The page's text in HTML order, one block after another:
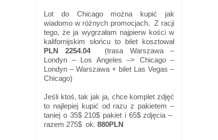
Lot do Chicago można kupić jak
wiadomo w różnych promocjach. Z racji
tego, że ja wygrzałam najpierw kości w
kalifornijskim słońcu to bilet kosztował
PLN 2254.04
(trasa Warszawa –
Londyn – Los Angeles –> Chicago –
Londyn – Warszawa + bilet Las Vegas –
Chicago)
Jeśli ktoś, tak jak ja, chce komplet zdjęć
to najlepiej kupić od razu z pakietem –
taniej o 35$ 210$ pakiet i 65$ zdjęcia –
razem 275$ ok. 880PLN